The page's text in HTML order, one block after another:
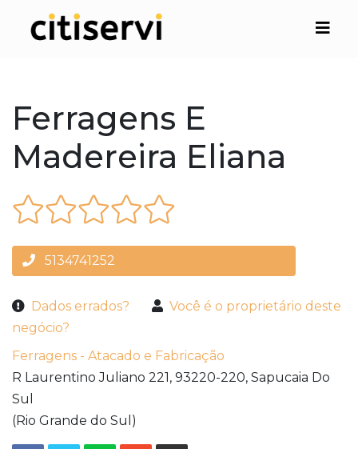
Ferragens E
Madereira Eliana
5134741252
Dados errados?
Você é o proprietário deste
negócio?
Ferragens - Atacado e Fabricação
R Laurentino Juliano 221, 93220-220, Sapucaia Do
Sul
(Rio Grande do Sul)